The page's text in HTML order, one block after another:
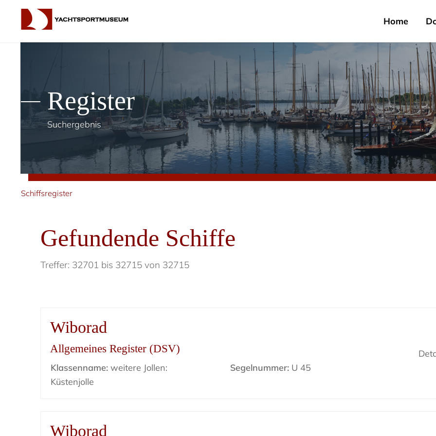
Home
Register
Suchergebnis
Schiffsregister
Gefundende Schiffe
Treffer: 32701 bis 32715 von 32715
Wiborad
Allgemeines Register (DSV)
Klassenname: weitere Jollen:
Küstenjolle
Segelnummer:U 45
Wiborad